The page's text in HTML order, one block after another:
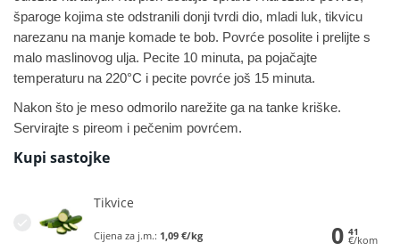
šparoge kojima ste odstranili donji tvrdi dio, mladi luk, tikvicu
narezanu na manje komade te bob. Povrće posolite i prelijte s
malo maslinovog ulja. Pecite 10 minuta, pa pojačajte
temperaturu na 220°C i pecite povrće još 15 minuta.
Nakon što je meso odmorilo narežite ga na tanke kriške.
Servirajte s pireom i pečenim povrćem.
Kupi sastojke
Tikvice
Cijena za j.m.: 1,09 €/kg 0 41
€/kom